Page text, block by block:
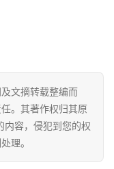
文摘转载整编而
。其著作权归其原
内容，侵犯到您的权
理。